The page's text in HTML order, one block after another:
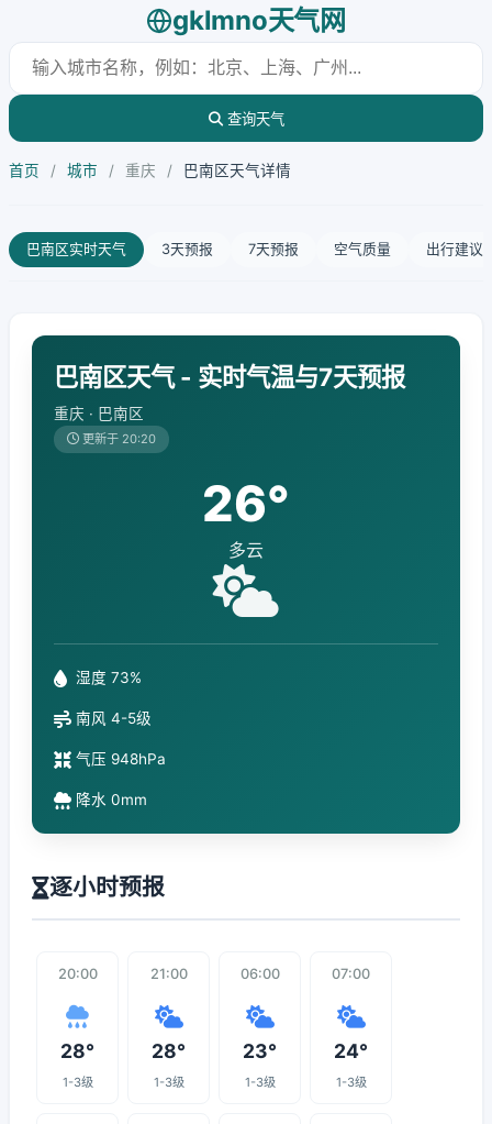
gklmno天气网
查询天气
首页 / 城市 / 重庆 / 巴南区天气详情
巴南区实时天气 3天预报 7天预报 空气质量 出行建议
巴南区天气 - 实时气温与7天预报
重庆 · 巴南区
更新于 20:20
26°
多云
湿度 73%
南风 4-5级
气压 948hPa
降水 0mm
逐小时预报
20:00
28°
1-3级
21:00
28°
1-3级
06:00
23°
1-3级
07:00
24°
1-3级